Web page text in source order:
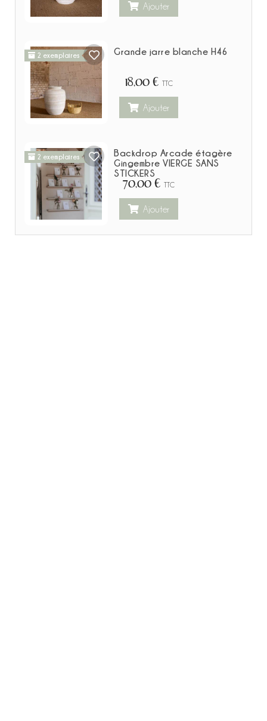
Ajouter
2 exemplaires Grande jarre blanche H46
18,00 € TTC
Ajouter
2 exemplaires
Backdrop Arcade étagère
Gingembre VIERGE SANS
STICKERS
70,00 € TTC
Ajouter